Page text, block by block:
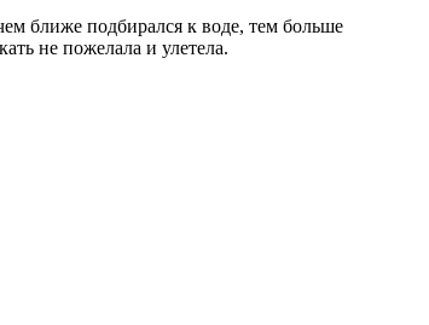
ближе подбирался к воде, тем больше
не пожелала и улетела.